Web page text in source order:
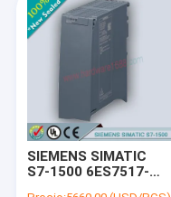
SIEMENS SIMATIC
S7-1500 6ES7517-